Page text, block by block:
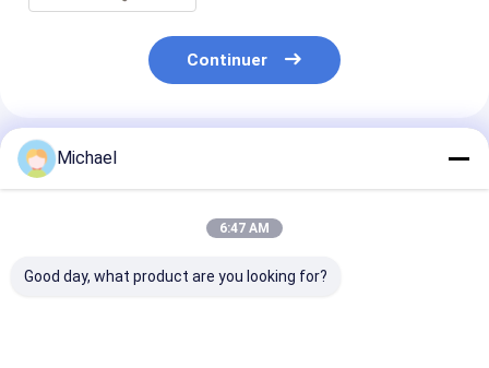
Continuer
Produits Recommandés
Michael
6:47 AM
Good day, what product are you looking for?